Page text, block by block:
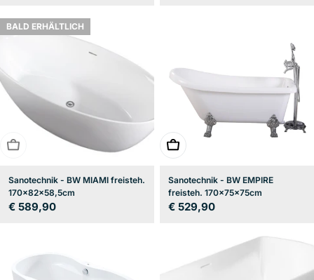
BALD ERHÄLTLICH
BALD ERHÄLTLICH
Sanotechnik - BW MIAMI freisteh.
170x82x58,5cm
Regulärer
€ 589,90
In den Warenkorb
Sanotechnik - BW EMPIRE
freisteh. 170x75x75cm
Regulärer
€ 529,90